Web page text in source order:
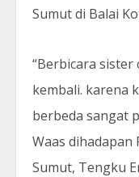
Sumut di Balai
“Berbicara
kembali. karena
berbeda sangat
Waas dihadapan
Sumut, Tengku